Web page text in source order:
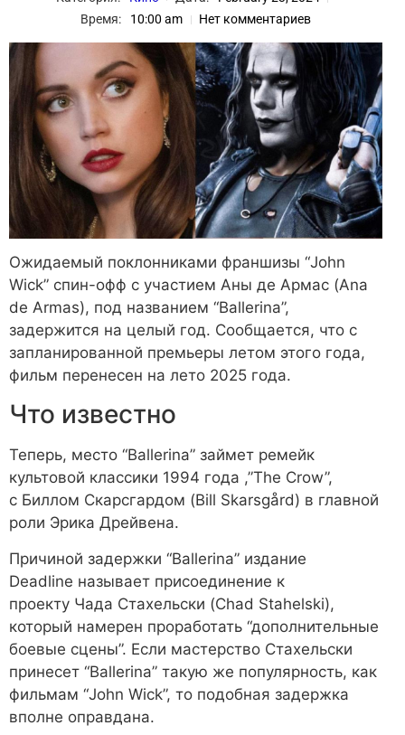
Время:
10:00 am Нет комментариев
Ожидаемый поклонниками франшизы “John
Wick” спин-офф с участием Аны де Армас (Ana
de Armas), под названием “Ballerina”,
задержится на целый год. Сообщается, что с
запланированной премьеры летом этого года,
фильм перенесен на лето 2025 года.
Что известно
Теперь, место “Ballerina” займет ремейк
культовой классики 1994 года ,”The Crow”,
с Биллом Скарсгардом (Bill Skarsgård) в главной
роли Эрика Дрейвена.
Причиной задержки “Ballerina” издание
Deadline называет присоединение к
проекту Чада Стахельски (Chad Stahelski),
который намерен проработать “дополнительные
боевые сцены”. Если мастерство Стахельски
принесет “Ballerina” такую же популярность, как
фильмам “John Wick”, то подобная задержка
вполне оправдана.